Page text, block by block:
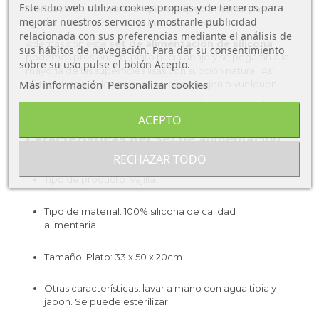
fabricado en silicona irrompible, especialmente para
ayudar a tu bebé en sus primeras comidas.
Además con esteset de alimentación de silicona
podemos presionar el plato hacia abajo y se pegarán a la
mayoría de las superficies lisas con succión natural. Así
evitaremos que los pequeños los empujen o vuelquen.
Estaprimera vajilla para bebéses ideal para un regalo
Características delSet de alimentación
silicona de Minikoioi
Tipo de producto: Vajilla.
Tipo de material: 100% silicona de calidad
alimentaria.
Tamaño: Plato: 33 x 50 x 20cm
Otras características: lavar a mano con agua tibia y
jabon. Se puede esterilizar.
Este sitio web utiliza cookies propias y de terceros para
mejorar nuestros servicios y mostrarle publicidad
relacionada con sus preferencias mediante el análisis de
sus hábitos de navegación. Para dar su consentimiento
sobre su uso pulse el botón Acepto.
Más información Personalizar cookies
RECHAZAR TODO
ACEPTO